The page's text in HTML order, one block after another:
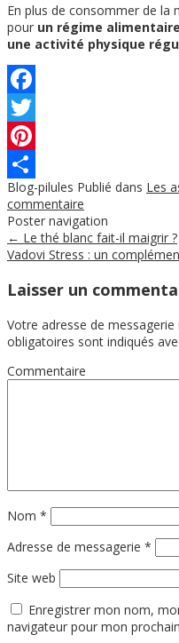
En plus de consommer de la
pour un régime
une activité physique
Facebook
Twitter
Pinterest
Partager
Blog-pilules Publié dans Les
commentaire
Poster navigation
← Le thé blanc fait-il maigrir ?
Vadovi Stress : un
Laisser un
Votre adresse de messagerie
obligatoires sont indiqués
Commentaire
Nom *
Adresse de messagerie *
Site web
Enregistrer mon nom,
navigateur pour mon